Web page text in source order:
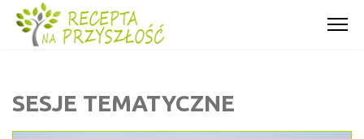
SESJE TEMATYCZNE